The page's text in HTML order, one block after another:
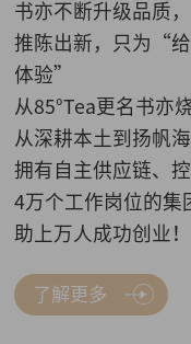
书亦不断升级品质
推陈出新，只为“
体验”
从85°Tea更名书亦
从深耕本土到扬帆
拥有自主供应链、
4万个工作岗位的集
助上万人成功创业！
了解更多